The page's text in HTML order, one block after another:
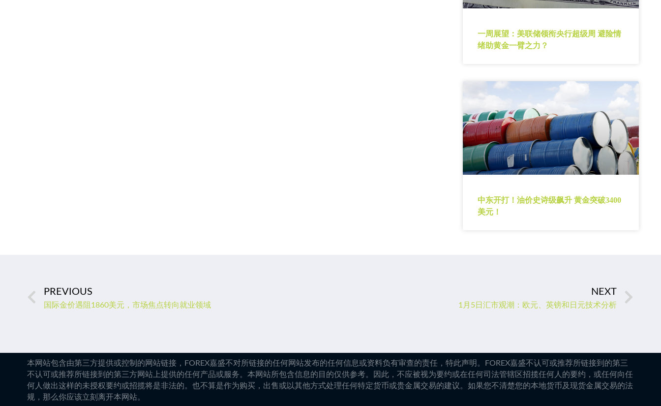
一周展望：美联储领衔央行超级周 避险情
绪助黄金一臂之力？
中东开打！油价史诗级飙升 黄金突破3400
美元！
PREVIOUS
国际金价遇阻1860美元，市场焦点转向就业领域
NEXT
1月5日汇市观潮：欧元、英镑和日元技术分析
本网站包含由第三方提供或控制的网站链接，FOREX嘉盛不对所链接的任何网站发布的任何信息或资料负有审查的责任，特此声明。FOREX嘉盛不认可或推荐所链接到的第三
不认可或推荐所链接到的第三方网站上提供的任何产品或服务。本网站所包含信息的目的仅供参考。因此，不应被视为要约或在任何司法管辖区招揽任何人的要约，或任何向任
何人做出这样的未授权要约或招揽将是非法的。也不算是作为购买，出售或以其他方式处理任何特定货币或贵金属交易的建议。如果您不清楚您的本地货币及现货金属交易的法
规，那么你应该立刻离开本网站。